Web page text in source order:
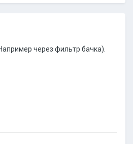
через фильтр бачка).